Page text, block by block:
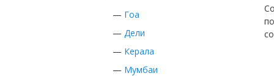
— Гоа
— Дели
— Керала
— Мумбаи